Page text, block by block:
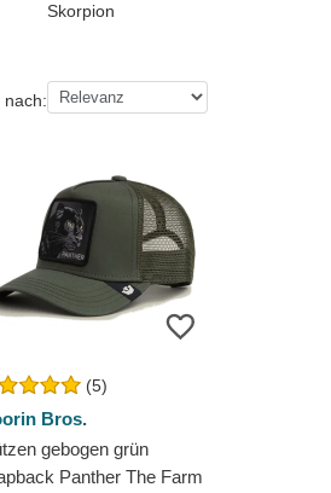
Skorpion
nach:
(5)
Bros.
gebogen grün
Panther The Farm